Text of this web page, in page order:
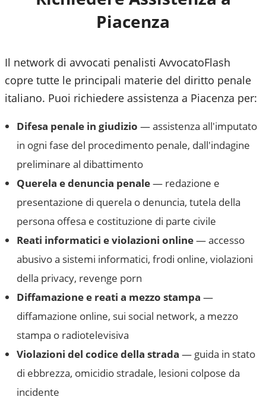
Piacenza
Il network di avvocati penalisti AvvocatoFlash
copre tutte le principali materie del diritto penale
italiano. Puoi richiedere assistenza a Piacenza per:
Difesa penale in giudizio — assistenza all'imputato
in ogni fase del procedimento penale, dall'indagine
preliminare al dibattimento
Querela e denuncia penale— redazione e
presentazione di querela o denuncia, tutela della
persona offesa e costituzione di parte civile
Reati informatici e violazioni online— accesso
abusivo a sistemi informatici, frodi online, violazioni
della privacy, revenge porn
Diffamazione e reati a mezzo stampa —
diffamazione online, sui social network, a mezzo
stampa o radiotelevisiva
Violazioni del codice della strada — guida in stato
di ebbrezza, omicidio stradale, lesioni colpose da
incidente